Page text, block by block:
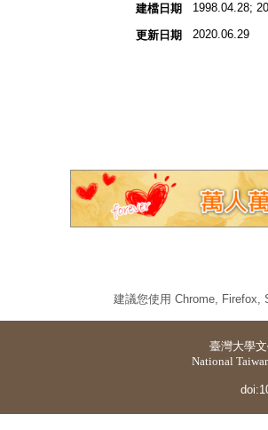
建檔日期 1998.04.28;
更新日期 2020.06.29
建議您使用 Chrome, Firefox,
臺灣大學
National